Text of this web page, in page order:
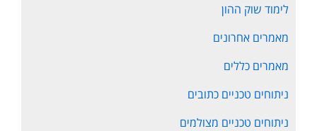
לימוד שוק ההון
מאמרים אחרונים
מאמרים כללים
ניתוחים טכניים כתובים
ניתוחים טכניים מצולמים